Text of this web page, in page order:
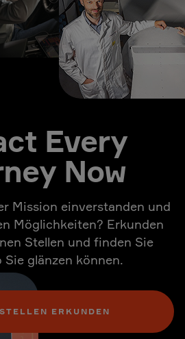
Every
Now
Mission einverstanden und
Möglichkeiten? Erkunden
Stellen und finden Sie
Sie glänzen können.
ERKUNDEN